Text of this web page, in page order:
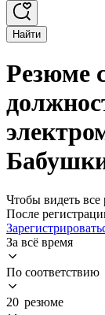
Найти
Резюме
Чтобы видеть все
После
За всё время
По соответствию
20 резюме